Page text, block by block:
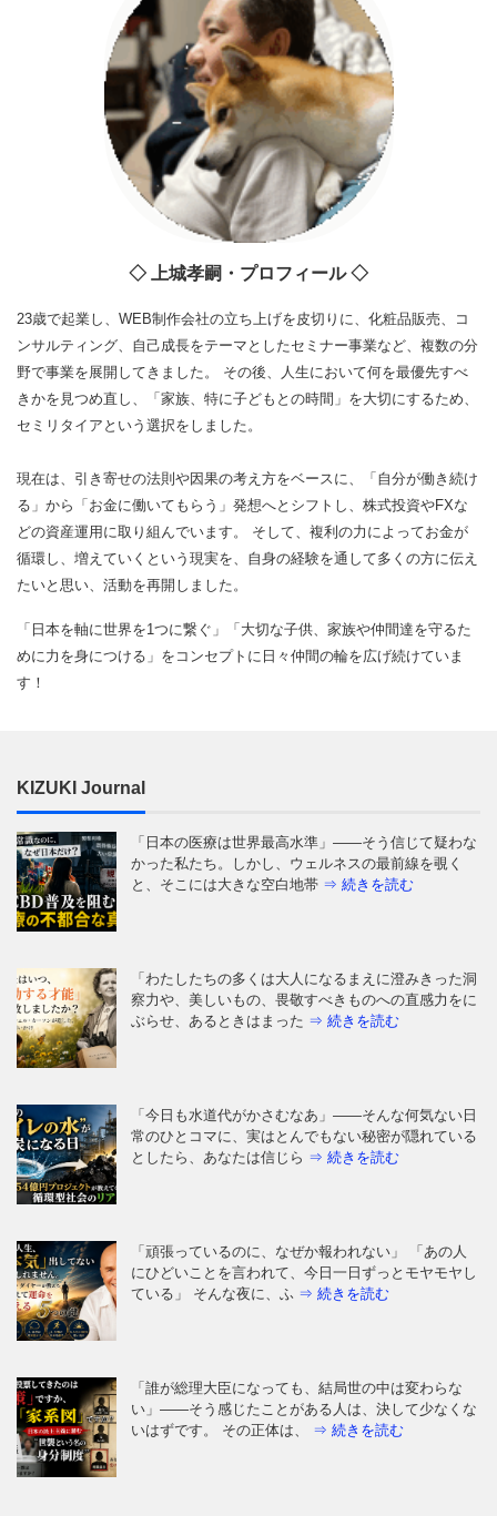
◇ 上城孝嗣・プロフィール ◇
23歳で起業し、WEB制作会社の立ち上げを皮切りに、化粧品販売、コ
ンサルティング、自己成長をテーマとしたセミナー事業など、複数の分
野で事業を展開してきました。 その後、人生において何を最優先すべ
きかを見つめ直し、「家族、特に子どもとの時間」を大切にするため、
セミリタイアという選択をしました。
現在は、引き寄せの法則や因果の考え方をベースに、「自分が働き続け
る」から「お金に働いてもらう」発想へとシフトし、株式投資やFXな
どの資産運用に取り組んでいます。 そして、複利の力によってお金が
循環し、増えていくという現実を、自身の経験を通して多くの方に伝え
たいと思い、活動を再開しました。
「日本を軸に世界を1つに繋ぐ」「大切な子供、家族や仲間達を守るた
めに力を身につける」をコンセプトに日々仲間の輪を広げ続けていま
す！
KIZUKI Journal
「日本の医療は世界最高水準」——そう信じて疑わな
かった私たち。しかし、ウェルネスの最前線を覗く
と、そこには大きな空白地帯 ⇒ 続きを読む
「わたしたちの多くは大人になるまえに澄みきった洞
察力や、美しいもの、畏敬すべきものへの直感力をに
ぶらせ、あるときはまった ⇒ 続きを読む
「今日も水道代がかさむなあ」——そんな何気ない日
常のひとコマに、実はとんでもない秘密が隠れている
としたら、あなたは信じら ⇒ 続きを読む
「頑張っているのに、なぜか報われない」 「あの人
にひどいことを言われて、今日一日ずっとモヤモヤし
ている」 そんな夜に、ふ ⇒ 続きを読む
「誰が総理大臣になっても、結局世の中は変わらな
い」——そう感じたことがある人は、決して少なくな
いはずです。 その正体は、 ⇒ 続きを読む